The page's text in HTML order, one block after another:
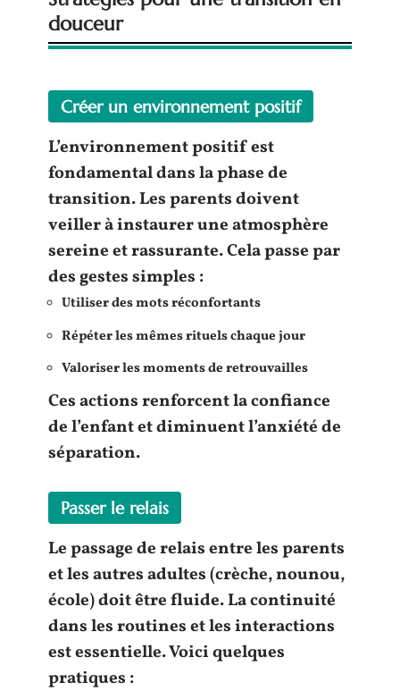
douceur
Créer un environnement positif
L’environnement positifest
fondamental dans la phase de
transition. Lesparentsdoivent
veiller à instaurer une atmosphère
sereine et rassurante. Cela passe par
des gestes simples :
Utiliser des mots réconfortants
Répéter les mêmes rituels chaque jour
Valoriser les moments deretrouvailles
Ces actions renforcent laconfiance
de l’enfantet diminuent l’anxiété de
séparation.
Passer le relais
Lepassage de relaisentre lesparents
et les autresadultes(crèche, nounou,
école) doit être fluide. Lacontinuité
dans les routines et les interactions
est essentielle. Voici quelques
pratiques :